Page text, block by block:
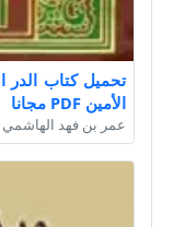
تحميل كتاب الدر
الأمين PDF مجانا
عمر بن فهد